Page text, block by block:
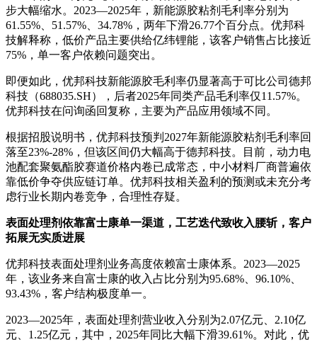
步大幅缩水。2023—2025年，新能源胶粘剂毛利率分别为
61.55%、51.57%、34.78%，两年下滑26.77个百分点。优邦科
技解释称，低价产品主要供给亿纬锂能，该客户销售占比接近
75%，单一客户依赖问题突出。
即便如此，优邦科技新能源胶毛利率仍显著高于可比公司德邦
科技（688035.SH），后者2025年同类产品毛利率仅11.57%。
优邦科技在问询函回复称，主要为产品应用领域不同。
根据招股说明书，优邦科技预判2027年新能源胶粘剂毛利率回
落至23%-28%，但该区间仍大幅高于德邦科技。目前，动力电
池配套聚氨酯胶赛道价格内卷已成常态，中小材料厂商普遍依
靠低价争夺供应链订单。优邦科技相关盈利的预测或未充分考
虑行业长期内卷竞争，合理性存疑。
表面处理剂依靠富士康单一渠道，工艺迭代致收入腰斩，客户
拓展无实质进展
优邦科技表面处理剂业务高度依赖富士康体系。2023—2025
年，该业务来自富士康的收入占比分别为95.68%、96.10%、
93.43%，客户结构极度单一。
2023—2025年，表面处理剂营业收入分别为2.07亿元、2.10亿
元、1.25亿元，其中，2025年同比大幅下滑39.61%。对此，优